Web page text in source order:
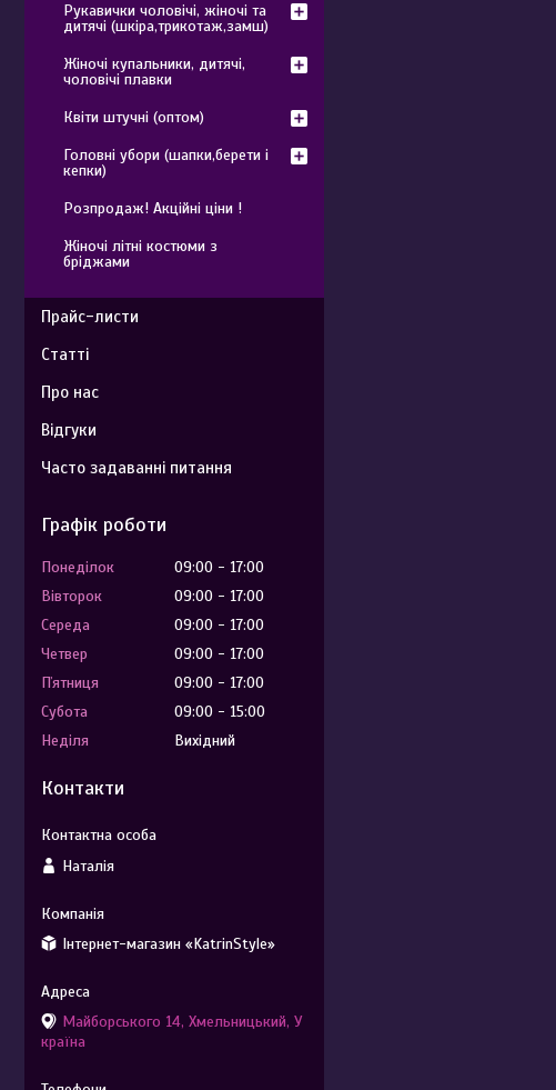
Рукавички чоловічі, жіночі та
дитячі (шкіра,трикотаж,замш)
Жіночі купальники, дитячі,
чоловічі плавки
Квіти штучні (оптом)
Головні убори (шапки,берети і
кепки)
Розпродаж! Акційні ціни !
Жіночі літні костюми з
бріджами
Прайс-листи
Статті
Про нас
Відгуки
Часто задаванні питання
Графік роботи
Понеділок 09:00
17:00
Вівторок
09:00
17:00
Середа
09:00
17:00
Четвер
09:00
17:00
Пʼятниця
09:00
17:00
Субота
09:00
15:00
Неділя
Вихідний
Контакти
Наталія
Інтернет-магазин «KatrinStyle»
Майборського 14, Хмельницький, У
країна